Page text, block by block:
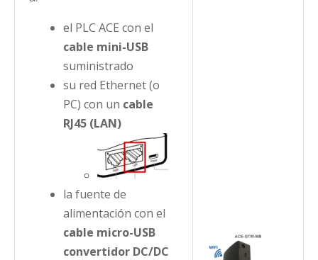
el PLC ACE con el
cable mini-USB
suministrado
su red Ethernet (o
PC) con un cable
RJ45 (LAN)
la fuente de
alimentación con el
cable micro-USB
convertidor DC/DC